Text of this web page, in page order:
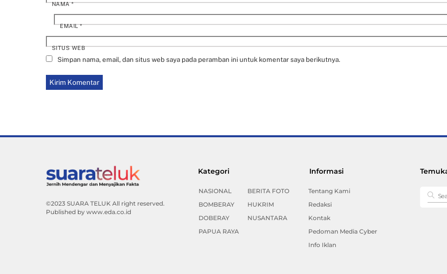
NAMA*
EMAIL*
SITUS WEB
Simpan nama, email, dan situs web saya pada peramban ini untuk komentar saya berikutnya.
Back
©2023 SUARA TELUK All right reserved.
Published by www.eda.co.id
Kategori
NASIONAL
BOMBERAY
DOBERAY
PAPUA RAYA
BERITA FOTO
HUKRIM
NUSANTARA
Informasi
Tentang Kami
Redaksi
Kontak
Pedoman Media Cyber
Info Iklan